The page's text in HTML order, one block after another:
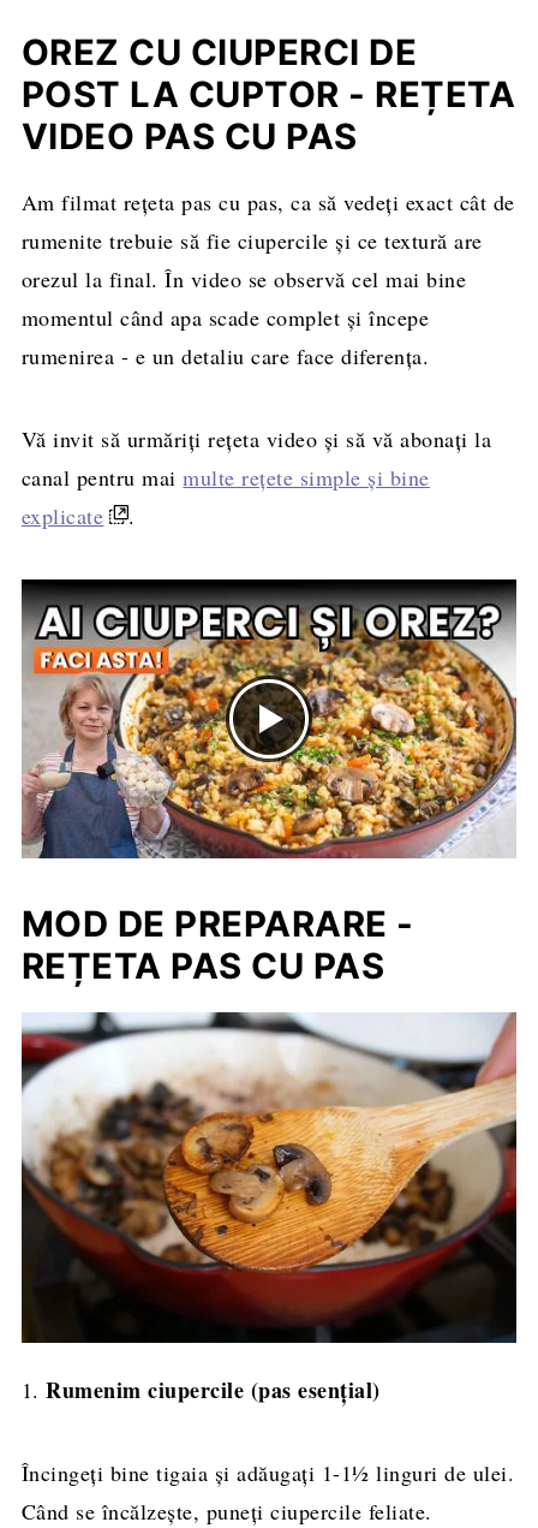
OREZ CU CIUPERCI DE
POST LA CUPTOR - REȚETA
VIDEO PAS CU PAS
Am filmat rețeta pas cu pas, ca să vedeți exact cât de
rumenite trebuie să fie ciupercile și ce textură are
orezul la final. În video se observă cel mai bine
momentul când apa scade complet și începe
rumenirea - e un detaliu care face diferența.
Vă invit să urmăriți rețeta video și să vă abonați la
canal pentru maimulte rețete simple și bine
explicate
.
MOD DE PREPARARE -
REȚETA PAS CU PAS
1.Rumenim ciupercile (pas esențial)
Încingeți bine tigaia și adăugați 1-1½ linguri de ulei.
Când se încălzește, puneți ciupercile feliate.